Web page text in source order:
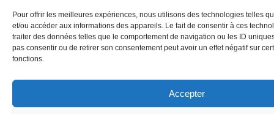
Pour offrir les meilleures expériences, nous utilisons des technologies telles
et/ou accéder aux informations des appareils. Le fait de consentir à ces
traiter des données telles que le comportement de navigation ou les ID
pas consentir ou de retirer son consentement peut avoir un effet négatif sur
fonctions.
Accepter